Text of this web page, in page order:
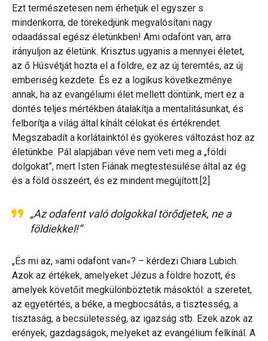
Ezt természetesen nem érhetjük el egyszer s
mindenkorra, de törekedjünk megvalósítani nagy
odaadással egész életünkben! Ami odafönt van, arra
irányuljon az életünk. Krisztus ugyanis a mennyei életet,
az ő Húsvétját hozta el a földre, ez az új teremtés, az új
emberiség kezdete. És ez a logikus következménye
annak, ha az evangéliumi élet mellett döntünk, mert ez a
döntés teljes mértékben átalakítja a mentalitásunkat, és
felborítja a világ által kínált célokat és értékrendet.
Megszabadít a korlátainktól és gyökeres változást hoz az
életünkbe. Pál alapjában véve nem veti meg a „földi
dolgokat”, mert Isten Fiának megtestesülése által az ég
és a föld összeért, és ez mindent megújított.[2]
„Az odafent való dolgokkal törődjetek, ne a
földiekkel!”
„És mi az, »ami odafönt van«? – kérdezi Chiara Lubich.
Azok az értékek, amelyeket Jézus a földre hozott, és
amelyek követőit megkülönböztetik másoktól: a szeretet,
az egyetértés, a béke, a megbocsátás, a tisztesség, a
tisztaság, a becsületesség, az igazság stb. Ezek azok az
erények, gazdagságok, melyeket az evangélium felkínál. A